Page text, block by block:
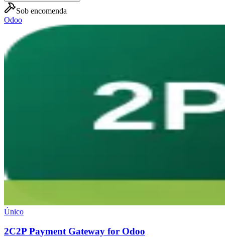
Sob encomenda
Odoo
Único
2C2P Payment Gateway for Odoo